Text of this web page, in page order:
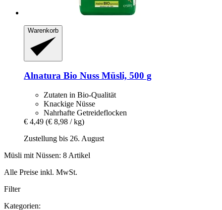
Warenkorb
Alnatura Bio Nuss Müsli, 500 g
Zutaten in Bio-Qualität
Knackige Nüsse
Nahrhafte Getreideflocken
€ 4,49 (€ 8,98 / kg)
Zustellung bis 26. August
Müsli mit Nüssen: 8 Artikel
Alle Preise inkl. MwSt.
Filter
Kategorien: